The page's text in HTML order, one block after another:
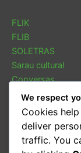
FLIK
FLIB
SOLETRAS
Sarau cultural
Conversas
Oficina de leitura
CONTACTOS
We respect
Cookies
deliver
traffic. You